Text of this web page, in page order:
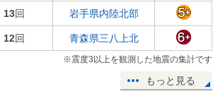
13回 岩手県内陸北部
12回 青森県三八上北
※震度3以上を観測した地震の集計です
もっと見る